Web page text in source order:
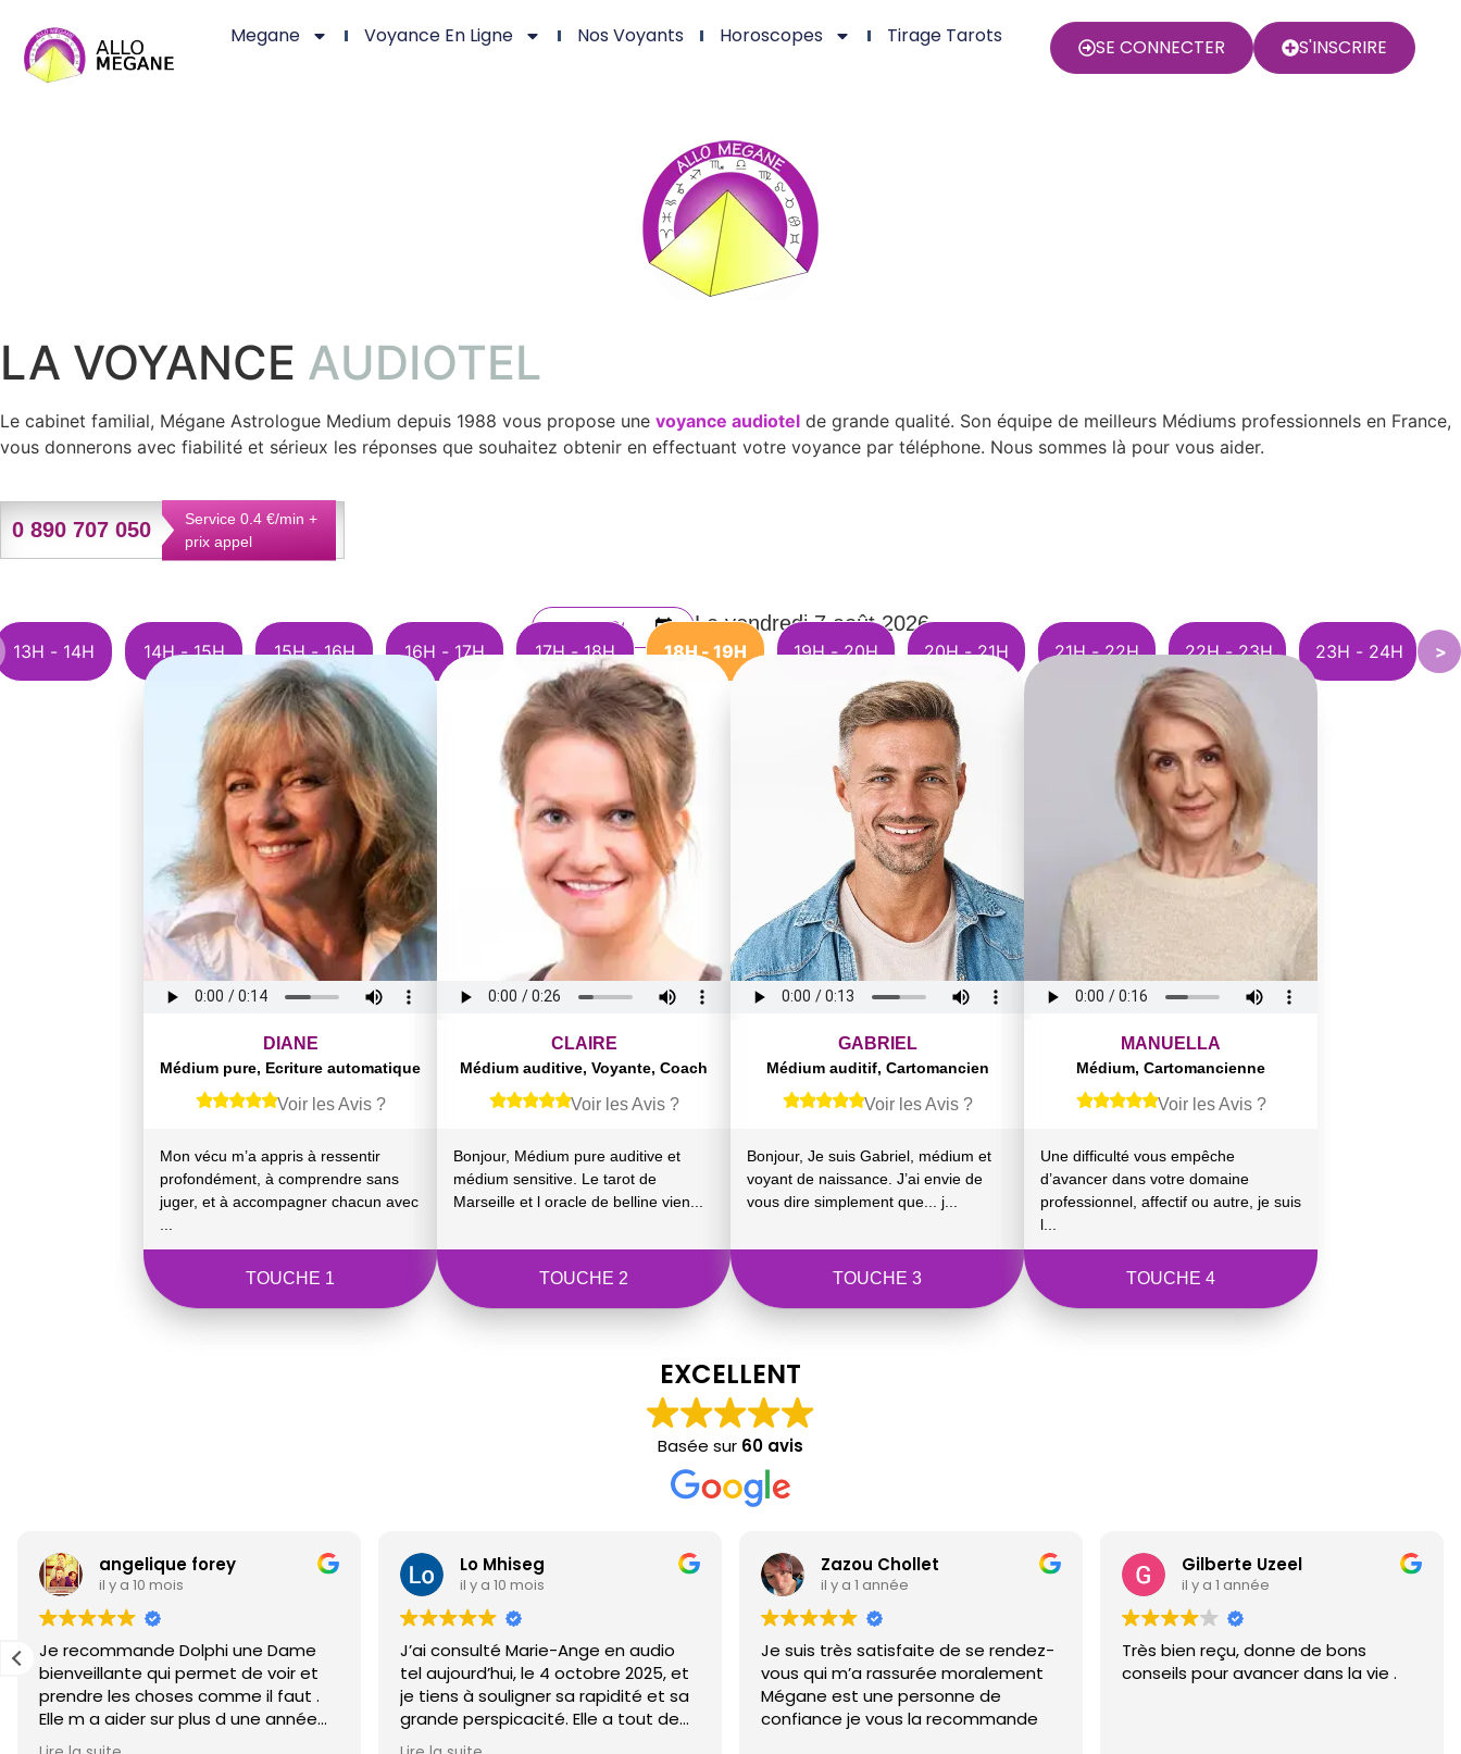
Megane Voyance En Ligne Nos Voyants Horoscopes Tirage Tarots SE CONNECTER S'INSCRIRE
LA VOYANCE AUDIOTEL
Le cabinet familial, Mégane Astrologue Medium depuis 1988 vous propose une voyance audiotel de grande qualité. Son équipe de meilleurs Médiums professionnels en France,
vous donnerons avec fiabilité et sérieux les réponses que souhaitez obtenir en effectuant votre voyance par téléphone. Nous sommes là pour vous aider.
0 890 707 050
Service 0.4 €/min +
prix appel
Le vendredi 7 août 2026
13H - 14H 14H - 15H 15H - 16H 16H - 17H 17H - 18H 18H - 19H 19H - 20H 20H - 21H 21H - 22H 22H - 23H 23H - 24H >
DIANE
Médium pure, Ecriture automatique
Voir les Avis ?
Mon vécu m’a appris à ressentir
profondément, à comprendre sans
juger, et à accompagner chacun avec
TOUCHE 1
CLAIRE
Médium auditive, Voyante, Coach
Voir les Avis ?
Bonjour, Médium pure auditive et
médium sensitive. Le tarot de
Marseille et l oracle de belline vien...
TOUCHE 2
GABRIEL
Médium auditif, Cartomancien
Voir les Avis ?
Bonjour, Je suis Gabriel, médium et
voyant de naissance. J’ai envie de
vous dire simplement que... j...
TOUCHE 3
MANUELLA
Médium, Cartomancienne
Voir les Avis ?
Une difficulté vous empêche
d’avancer dans votre domaine
professionnel, affectif ou autre, je suis
l...
TOUCHE 4
EXCELLENT
Basée sur 60 avis
angelique forey
il y a 10 mois
Je recommande Dolphi une Dame
bienveillante qui permet de voir et
prendre les choses comme il faut .
Elle m a aider sur plus d une année
et acharné fois tout ce releve
Lo Mhiseg
il y a 10 mois
J’ai consulté Marie-Ange en audio
tel aujourd’hui, le 4 octobre 2025, et
je tiens à souligner sa rapidité et sa
grande perspicacité. Elle a tout de
suite su cerner mes situations, aussi
Zazou Chollet
il y a 1 année
Je suis très satisfaite de se rendez-
vous qui m’a rassurée moralement
Mégane est une personne de
confiance je vous la recommande
Gilberte Uzeel
il y a 1 année
Très bien reçu, donne de bons
conseils pour avancer dans la vie .